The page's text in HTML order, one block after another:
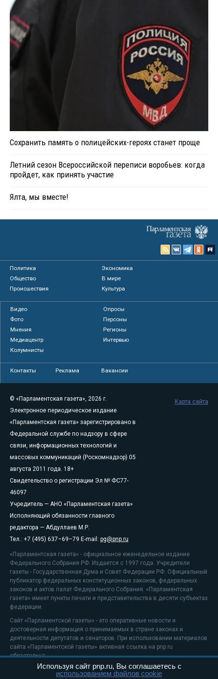
Сохранить память о полицейских-героях станет проще
Летний сезон Всероссийской переписи воробьев: когда
пройдет, как принять участие
Ялта, мы вместе!
Политика
Экономика
Общество
В мире
Происшествия
Культура
Видео
Опросы
Фото
Персоны
Мнения
Регионы
Медиацентр
Интервью
Колумнисты
Контакты Реклама Вакансии
© «Парламентская газета», 2026 г.
Электронное периодическое издание
«Парламентская газета» зарегистрировано в
Федеральной службе по надзору в сфере
связи, информационных технологий и
массовых коммуникаций (Роскомнадзор) 05
августа 2011 года. 18+
Свидетельство о регистрации Эл № ФС77-
46097
Учредитель — АНО «Парламентская газета»
Исполняющий обязанности главного
редактора — Абдуллаев М.Р.
Тел.: +7 (495) 637–69–79 E-mail: pg@pnp.ru
«Парламентская газета» - официальное еженедельное издание
Федерального Собрания РФ. Издается с 1997 года. Учредители
газеты - Государственная Дума и Совет Федерации РФ. Официальный
публикатор федеральных конституционных законов, федеральных
законов и актов палат Федерального Собрания. «Парламентская
газета» имеет пункты печати и представительства в десяти субъектах
федерации.
Сайт «Парламентской газеты» - это оперативные новости и
достоверная информация о принимаемых в стране законах и
деятельности депутатов и сенаторов. При использовании материалов
сайта «Парламентской газеты» активная ссылка на pnp.ru
обязательна.
На информационном ресурсе применяютсярекомендательные
Карта сайта
Используя сайт pnp.ru, Вы соглашаетесь с
использованием файлов cookie